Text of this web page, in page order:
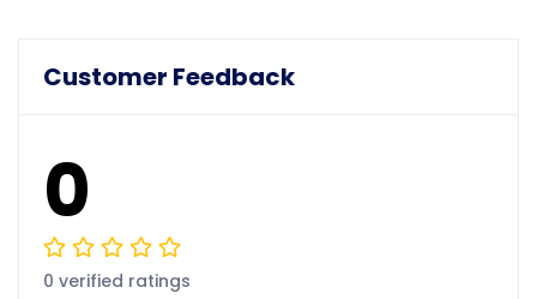
Customer Feedback
0
0 verified ratings